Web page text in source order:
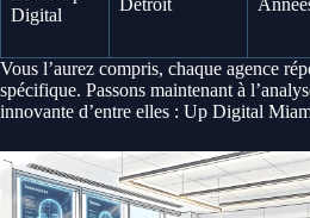
Digital
Vous l’aurez compris, chaque agence
spécifique. Passons maintenant à
innovante d’entre elles : Up Digital